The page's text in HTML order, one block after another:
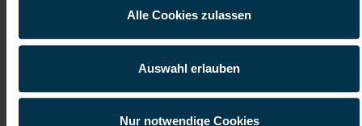
Alle Cookies zulassen
Auswahl erlauben
Nur notwendige Cookies
und willige ein, dass meine personenbezogenen Daten im
Rahmen meiner Initiativbewerbung für die Dauer von drei
Jahren verarbeitet werden dürfen.*